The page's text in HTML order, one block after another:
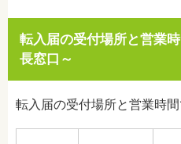
転入届の受付場所と営業
長窓口～
転入届の受付場所と営業時間